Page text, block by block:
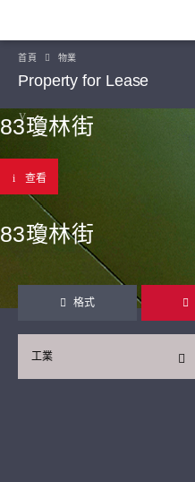
首頁 物業
Property for Lease
83瓊林街
查看
83瓊林街
格式
工業